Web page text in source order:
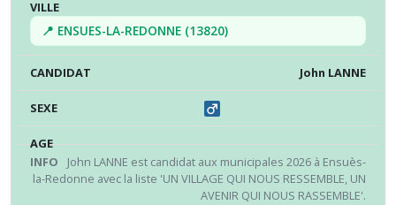
📍 ENSUES-LA-REDONNE (13820)
John LANNE
John LANNE est candidat aux municipales 2026 à Ensuès-
la-Redonne avec la liste 'UN VILLAGE QUI NOUS RESSEMBLE, UN
AVENIR QUI NOUS RASSEMBLE'.